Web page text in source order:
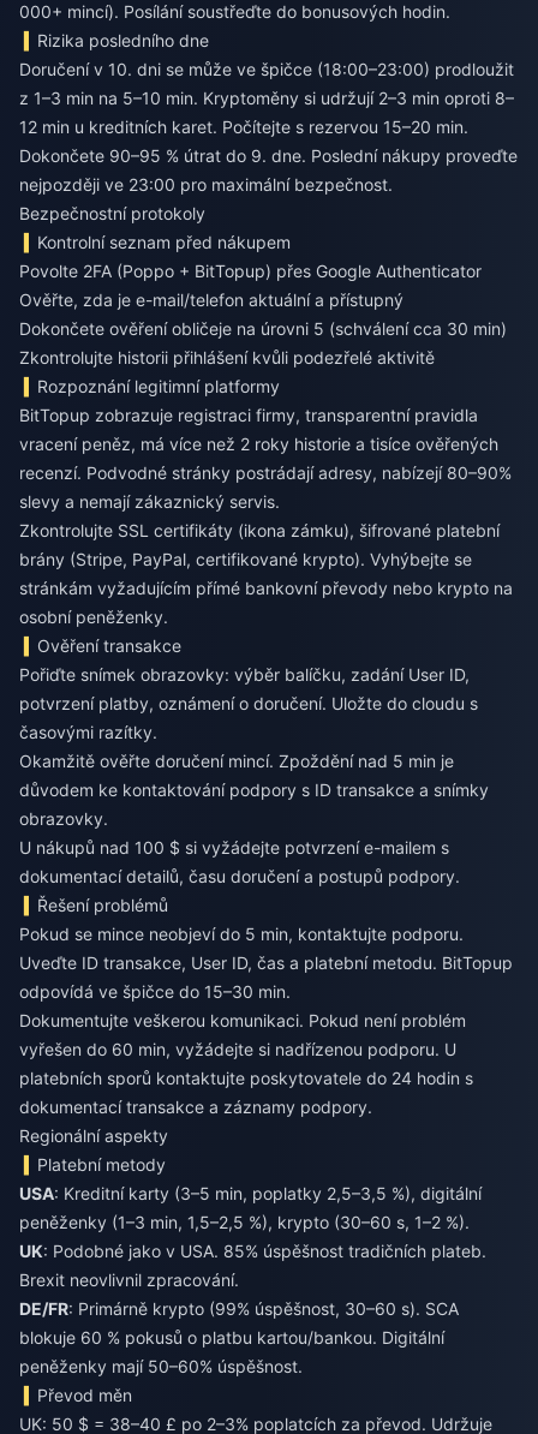
000+ mincí). Posílání soustřeďte do bonusových hodin.
Rizika posledního dne
Doručení v 10. dni se může ve špičce (18:00–23:00) prodloužit
z 1–3 min na 5–10 min. Kryptoměny si udržují 2–3 min oproti 8–
12 min u kreditních karet. Počítejte s rezervou 15–20 min.
Dokončete 90–95 % útrat do 9. dne. Poslední nákupy proveďte
nejpozději ve 23:00 pro maximální bezpečnost.
Bezpečnostní protokoly
Kontrolní seznam před nákupem
Povolte 2FA (Poppo + BitTopup) přes Google Authenticator
Ověřte, zda je e-mail/telefon aktuální a přístupný
Dokončete ověření obličeje na úrovni 5 (schválení cca 30 min)
Zkontrolujte historii přihlášení kvůli podezřelé aktivitě
Rozpoznání legitimní platformy
BitTopup zobrazuje registraci firmy, transparentní pravidla
vracení peněz, má více než 2 roky historie a tisíce ověřených
recenzí. Podvodné stránky postrádají adresy, nabízejí 80–90%
slevy a nemají zákaznický servis.
Zkontrolujte SSL certifikáty (ikona zámku), šifrované platební
brány (Stripe, PayPal, certifikované krypto). Vyhýbejte se
stránkám vyžadujícím přímé bankovní převody nebo krypto na
osobní peněženky.
Ověření transakce
Pořiďte snímek obrazovky: výběr balíčku, zadání User ID,
potvrzení platby, oznámení o doručení. Uložte do cloudu s
časovými razítky.
Okamžitě ověřte doručení mincí. Zpoždění nad 5 min je
důvodem ke kontaktování podpory s ID transakce a snímky
obrazovky.
U nákupů nad 100 $ si vyžádejte potvrzení e-mailem s
dokumentací detailů, času doručení a postupů podpory.
Řešení problémů
Pokud se mince neobjeví do 5 min, kontaktujte podporu.
Uveďte ID transakce, User ID, čas a platební metodu. BitTopup
odpovídá ve špičce do 15–30 min.
Dokumentujte veškerou komunikaci. Pokud není problém
vyřešen do 60 min, vyžádejte si nadřízenou podporu. U
platebních sporů kontaktujte poskytovatele do 24 hodin s
dokumentací transakce a záznamy podpory.
Regionální aspekty
Platební metody
USA: Kreditní karty (3–5 min, poplatky 2,5–3,5 %), digitální
peněženky (1–3 min, 1,5–2,5 %), krypto (30–60 s, 1–2 %).
UK: Podobné jako v USA. 85% úspěšnost tradičních plateb.
Brexit neovlivnil zpracování.
DE/FR: Primárně krypto (99% úspěšnost, 30–60 s). SCA
blokuje 60 % pokusů o platbu kartou/bankou. Digitální
peněženky mají 50–60% úspěšnost.
Převod měn
UK: 50 $ = 38–40 £ po 2–3% poplatcích za převod. Udržuje